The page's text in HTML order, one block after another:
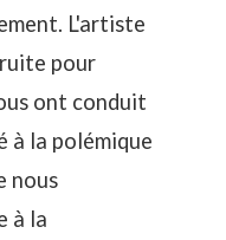
L'artiste
pour
ont conduit
à la polémique
nous
à la